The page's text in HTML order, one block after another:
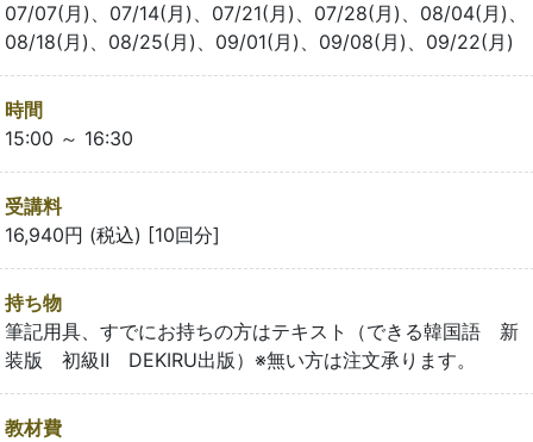
07/07(月)、07/14(月)、07/21(月)、07/28(月)、08/04(月)、
08/18(月)、08/25(月)、09/01(月)、09/08(月)、09/22(月)
時間
15:00 ～ 16:30
受講料
16,940円 (税込) [10回分]
持ち物
筆記用具、すでにお持ちの方はテキスト（できる韓国語 新
装版 初級Ⅱ DEKIRU出版）※無い方は注文承ります。
教材費